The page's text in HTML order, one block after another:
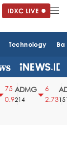
Technology
75
0.9
ADMG
214
2.731510